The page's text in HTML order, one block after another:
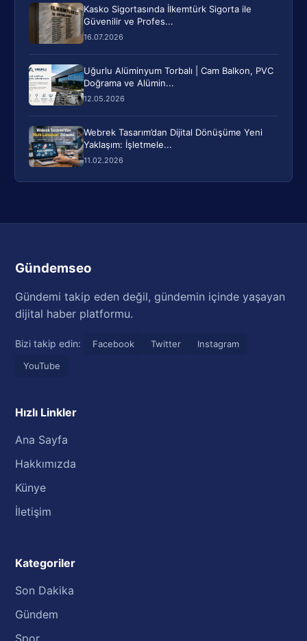
Kasko Sigortasında İlkemtürk Sigorta ile
Güvenilir ve Profes...
16.07.2026
Uğurlu Alüminyum Torbalı | Cam Balkon, PVC
Doğrama ve Alümin...
12.05.2026
Webrek Tasarım’dan Dijital Dönüşüme Yeni
Yaklaşım: İşletmele...
11.02.2026
Gündemseo
Gündemi takip eden değil, gündemin içinde yaşayan
dijital haber platformu.
Bizi takip edin: Facebook Twitter
Instagram
YouTube
Hızlı Linkler
Ana Sayfa
Hakkımızda
Künye
İletişim
Kategoriler
Son Dakika
Gündem
Spor